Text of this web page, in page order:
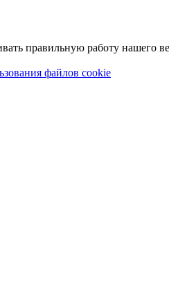
правильную работу нашего
файлов cookie